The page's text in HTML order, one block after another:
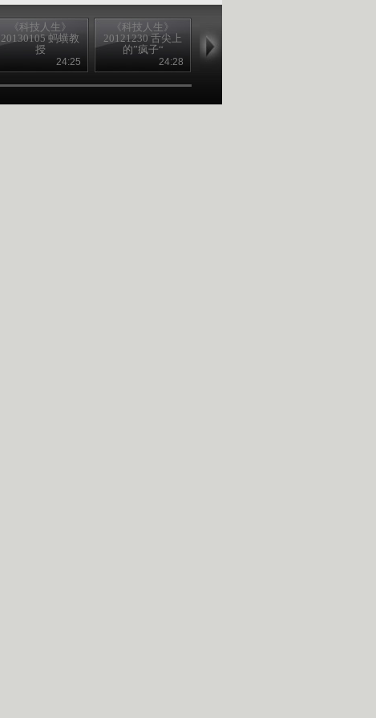
《科技人生》
20130105 蚂蟥教
授
24:25
《科技人生》
20121230 舌尖上
的”疯子“
24:28
20121223 缉毒群